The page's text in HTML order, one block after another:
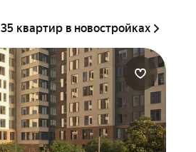
35 квартир в новостройках